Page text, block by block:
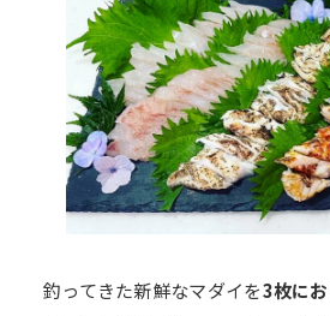
釣ってきた新鮮なマダイを3枚に